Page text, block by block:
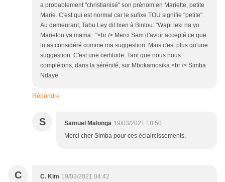
a probablement "christianisé" son prénom en Mariette, petite
Marie. C'est qui est normal car le sufixe TOU signifie "petite".
Au demeurant, Tabu Ley dit bien à Bintou: "Wapi leki na yo
Marietou ya mama..."<br /> Merci Sam d'avoir accepté ce que
tu as considéré comme ma suggestion. Mais c'est plus qu'une
suggestion. C'est une certitude. Tant que nous nous
complétons, dans la sérénité, sur Mbokamosika.<br /> Simba
Ndaye
Répondre
S Samuel Malonga 19/03/2021 18:50
Merci cher Simba pour ces éclaircissements.
C C. Kim 19/03/2021 04:42